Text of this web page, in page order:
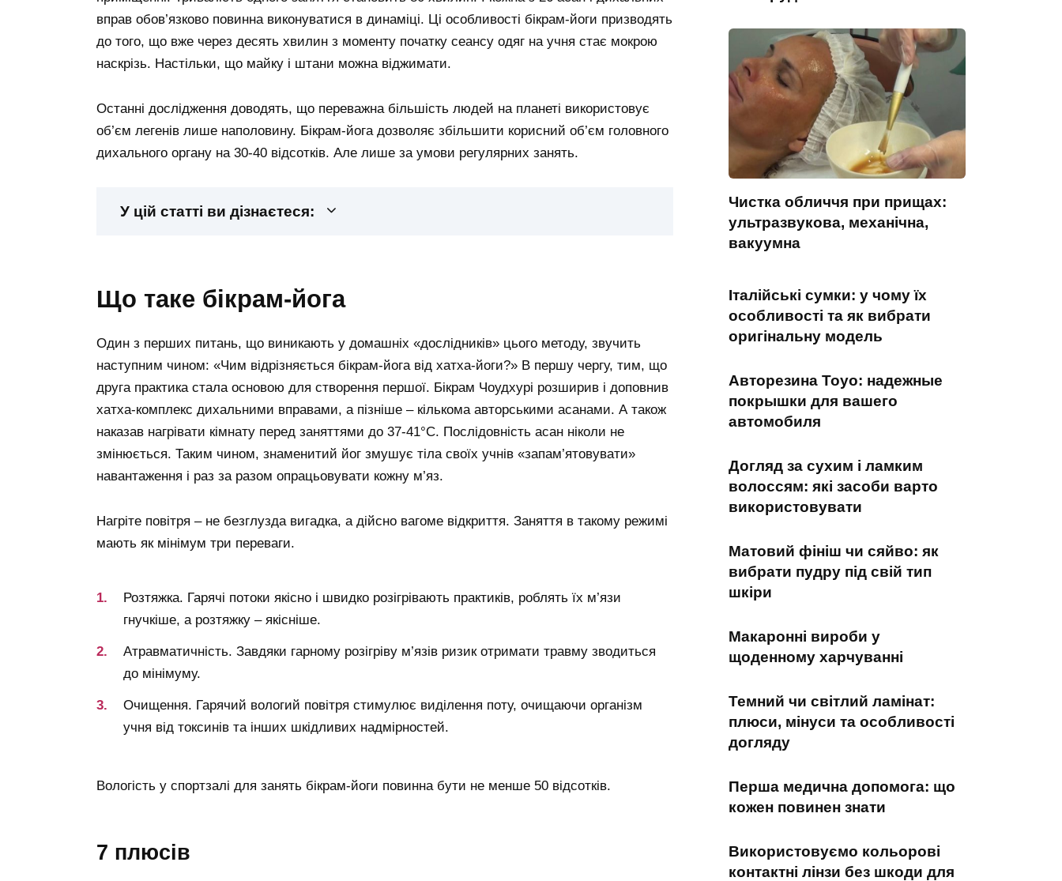
вправ обов’язково повинна виконуватися в динаміці. Ці особливості бікрам-йоги призводять
до того, що вже через десять хвилин з моменту початку сеансу одяг на учня стає мокрою
наскрізь. Настільки, що майку і штани можна віджимати.
Останні дослідження доводять, що переважна більшість людей на планеті використовує
об’єм легенів лише наполовину. Бікрам-йога дозволяє збільшити корисний об’єм головного
дихального органу на 30-40 відсотків. Але лише за умови регулярних занять.
У цій статті ви дізнаєтеся:
що таке бікрам-йога
Один з перших питань, що виникають у домашніх «дослідників» цього методу, звучить
наступним чином: «Чим відрізняється бікрам-йога від хатха-йоги?» В першу чергу, тим, що
друга практика стала основою для створення першої. Бікрам Чоудхурі розширив і доповнив
хатха-комплекс дихальними вправами, а пізніше – кількома авторськими асанами. А також
наказав нагрівати кімнату перед заняттями до 37-41°C. Послідовність асан ніколи не
змінюється. Таким чином, знаменитий йог змушує тіла своїх учнів «запам’ятовувати»
навантаження і раз за разом опрацьовувати кожну м’яз.
Нагріте повітря – не безглузда вигадка, а дійсно вагоме відкриття. Заняття в такому режимі
мають як мінімум три переваги.
Розтяжка. Гарячі потоки якісно і швидко розігрівають практиків, роблять їх м’язи
гнучкіше, а розтяжку – якісніше.
Атравматичність. Завдяки гарному розігріву м’язів ризик отримати травму зводиться
до мінімуму.
Очищення. Гарячий вологий повітря стимулює виділення поту, очищаючи організм
учня від токсинів та інших шкідливих надмірностей.
Вологість у спортзалі для занять бікрам-йоги повинна бути не менше 50 відсотків.
7 плюсів
Чистка обличчя при прищах:
ультразвукова, механічна,
вакуумна
Італійські сумки: у чому їх
особливості та як вибрати
оригінальну модель
Авторезина Toyo: надежные
покрышки для вашего
автомобиля
Догляд за сухим і ламким
волоссям: які засоби варто
використовувати
Матовий фініш чи сяйво: як
вибрати пудру під свій тип
шкіри
Макаронні вироби у
щоденному харчуванні
Темний чи світлий ламінат:
плюси, мінуси та особливості
догляду
Перша медична допомога: що
кожен повинен знати
Використовуємо кольорові
контактні лінзи без шкоди для